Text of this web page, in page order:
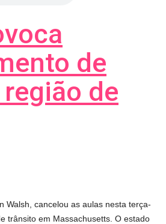
de
de
Walsh, cancelou as aulas nesta terça-
trânsito em Massachusetts. O estado